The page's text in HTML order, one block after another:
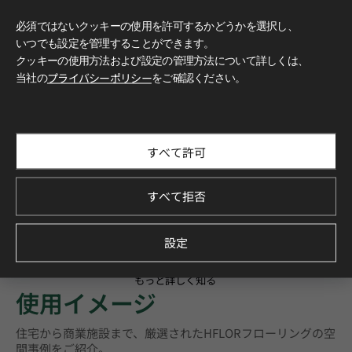
もっと詳しく知る
使用イメージ
住宅から商業施設まで、厳選されたHFLORフローリングの空
間事例をご紹介。
必須ではないクッキーの使用を許可するかどうかを選択し、
いつでも設定を管理することができます。
クッキーの使用方法および設定の管理方法について詳しくは、
当社のプライバシーポリシーをご確認ください。
すべて許可
すべて拒否
設定